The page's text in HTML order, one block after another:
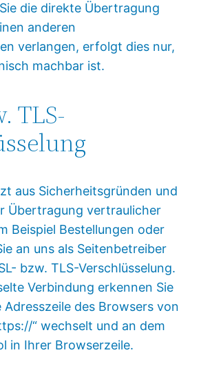
die direkte Übertragung
anderen
verlangen, erfolgt dies nur,
machbar ist.
TLS-
aus Sicherheitsgründen und
Übertragung vertraulicher
Beispiel Bestellungen oder
an uns als Seitenbetreiber
bzw. TLS-Verschlüsselung.
Verbindung erkennen Sie
Adresszeile des Browsers von
“ wechselt und an dem
in Ihrer Browserzeile.